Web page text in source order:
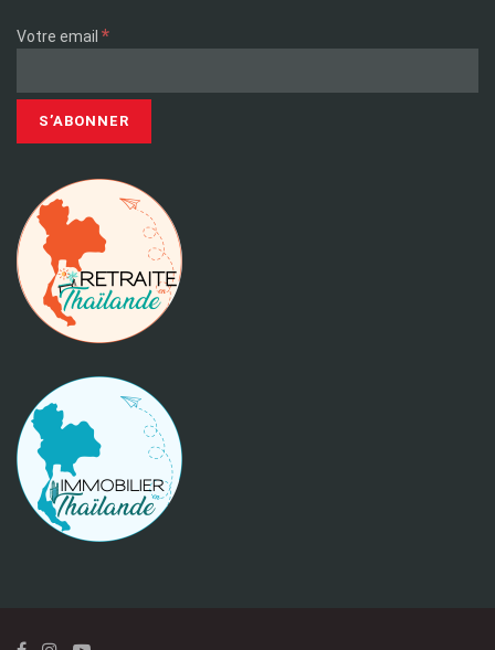
Votre email *